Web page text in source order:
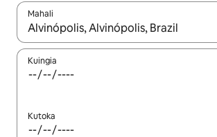
Mahali
Wakati matokeo yanapatikana, vinjari
Kuingia
Kutoka